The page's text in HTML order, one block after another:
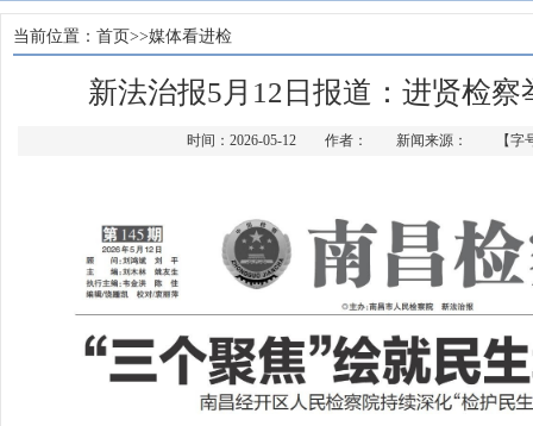
当前位置： 首页>>媒体看进检
新法治报5月12日报道：进贤检察
时间：2026-05-12 作者： 新闻来源： 【字